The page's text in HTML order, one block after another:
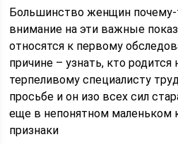
Большинство женщин
внимание на эти важные
относятся к первому
причине – узнать, кто родится
терпеливому специалисту
просьбе и он изо всех сил
еще в непонятном маленьком
признаки